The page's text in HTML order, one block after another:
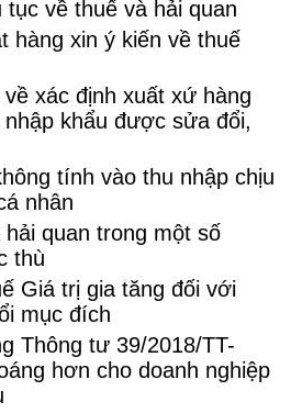
tục về thuế và hải quan
hàng xin ý kiến về thuế
về xác định xuất xứ hàng
nhập khẩu được sửa đổi,
tính vào thu nhập chịu
nhân
hải quan trong một số
thù
Giá trị gia tăng đối với
mục đích
Thông tư 39/2018/TT-
hơn cho doanh nghiệp